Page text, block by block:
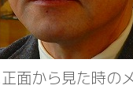
面から見た時の